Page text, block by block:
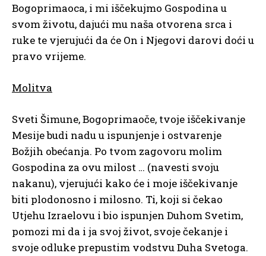
Bogoprimaoca, i mi iščekujmo Gospodina u
svom životu, dajući mu naša otvorena srca i
ruke te vjerujući da će On i Njegovi darovi doći u
pravo vrijeme.
Molitva
Sveti Šimune, Bogoprimaoče, tvoje iščekivanje
Mesije budi nadu u ispunjenje i ostvarenje
Božjih obećanja. Po tvom zagovoru molim
Gospodina za ovu milost … (navesti svoju
nakanu), vjerujući kako će i moje iščekivanje
biti plodonosno i milosno. Ti, koji si čekao
Utjehu Izraelovu i bio ispunjen Duhom Svetim,
pomozi mi da i ja svoj život, svoje čekanje i
svoje odluke prepustim vodstvu Duha Svetoga.